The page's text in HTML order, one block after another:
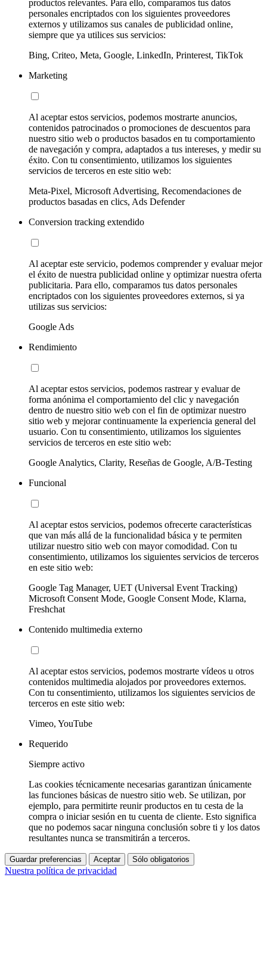
productos relevantes. Para ello, comparamos tus datos
personales encriptados con los siguientes proveedores
externos y utilizamos sus canales de publicidad online,
siempre que ya utilices sus servicios:
Bing, Criteo, Meta, Google, LinkedIn, Printerest, TikTok
Marketing
Al aceptar estos servicios, podemos mostrarte anuncios,
contenidos patrocinados o promociones de descuentos para
nuestro sitio web o productos basados en tu comportamiento
de navegación y compra, adaptados a tus intereses, y medir su
éxito. Con tu consentimiento, utilizamos los siguientes
servicios de terceros en este sitio web:
Meta-Pixel, Microsoft Advertising, Recomendaciones de
productos basadas en clics, Ads Defender
Conversion tracking extendido
Al aceptar este servicio, podemos comprender y evaluar mejor
el éxito de nuestra publicidad online y optimizar nuestra oferta
publicitaria. Para ello, comparamos tus datos personales
encriptados con los siguientes proveedores externos, si ya
utilizas sus servicios:
Google Ads
Rendimiento
Al aceptar estos servicios, podemos rastrear y evaluar de
forma anónima el comportamiento del clic y navegación
dentro de nuestro sitio web con el fin de optimizar nuestro
sitio web y mejorar continuamente la experiencia general del
usuario. Con tu consentimiento, utilizamos los siguientes
servicios de terceros en este sitio web:
Google Analytics, Clarity, Reseñas de Google, A/B-Testing
Funcional
Al aceptar estos servicios, podemos ofrecerte características
que van más allá de la funcionalidad básica y te permiten
utilizar nuestro sitio web con mayor comodidad. Con tu
consentimiento, utilizamos los siguientes servicios de terceros
en este sitio web:
Google Tag Manager, UET (Universal Event Tracking)
Microsoft Consent Mode, Google Consent Mode, Klarna,
Freshchat
Contenido multimedia externo
Al aceptar estos servicios, podemos mostrarte vídeos u otros
contenidos multimedia alojados por proveedores externos.
Con tu consentimiento, utilizamos los siguientes servicios de
terceros en este sitio web:
Vimeo, YouTube
Requerido
Siempre activo
Las cookies técnicamente necesarias garantizan únicamente
las funciones básicas de nuestro sitio web. Se utilizan, por
ejemplo, para permitirte reunir productos en tu cesta de la
compra o iniciar sesión en tu cuenta de cliente. Esto significa
que no podemos sacar ninguna conclusión sobre ti y los datos
resultantes nunca se transmitirán a terceros.
Guardar preferencias Aceptar Sólo obligatorios
Nuestra política de privacidad